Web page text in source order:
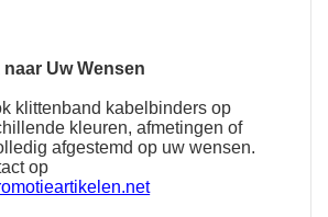
naar Uw Wensen
klittenband kabelbinders op
kleuren, afmetingen of
afgestemd op uw wensen.
op